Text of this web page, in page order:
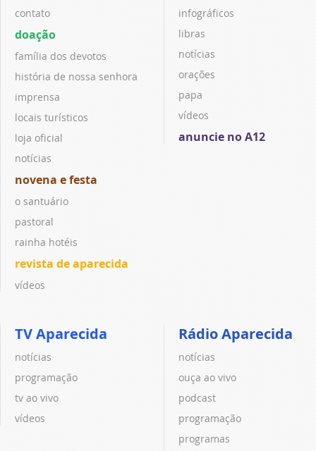
contato
doação
família dos devotos
história de nossa senhora
imprensa
locais turísticos
loja oficial
notícias
novena e festa
o santuário
pastoral
rainha hotéis
revista de aparecida
vídeos
infográficos
libras
notícias
orações
papa
vídeos
anuncie no A12
TV Aparecida
notícias
programação
tv ao vivo
vídeos
Rádio Aparecida
notícias
ouça ao vivo
podcast
programação
programas